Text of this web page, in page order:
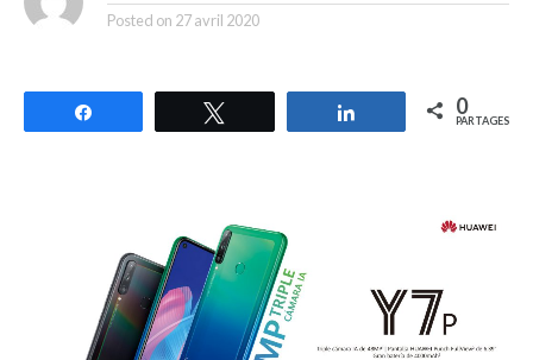
Posted on 27 avril 2020
Partagez 0
PARTAGES